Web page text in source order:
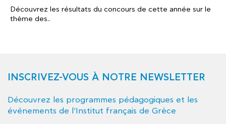
Découvrez les résultats du concours de cette année sur le
thème des..
INSCRIVEZ-VOUS À NOTRE NEWSLETTER
Découvrez les programmes pédagogiques et les
événements de l'Institut français de Grèce